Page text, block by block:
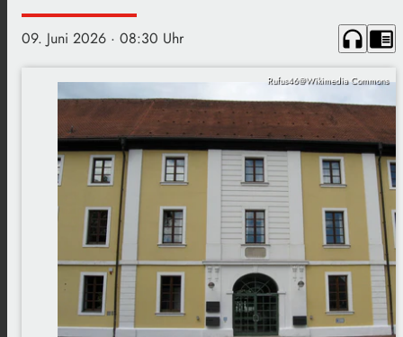
09. Juni 2026 · 08:30 Uhr headphones chrome_reader_mode
Rufus46@Wikimedia Commons